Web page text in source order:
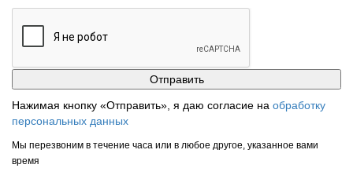
Нажимая кнопку «Отправить», я даю согласие на обработку
персональных данных
Мы перезвоним в течение часа или в любое другое, указанное вами
время